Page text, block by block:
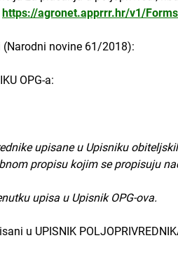
https://agronet.apprrr.hr/v1/
novine 61/2018):
OPG-a:
upisane u Upisniku
propisu kojim se propisuju
upisa u Upisnik OPG-ova.
u UPISNIK